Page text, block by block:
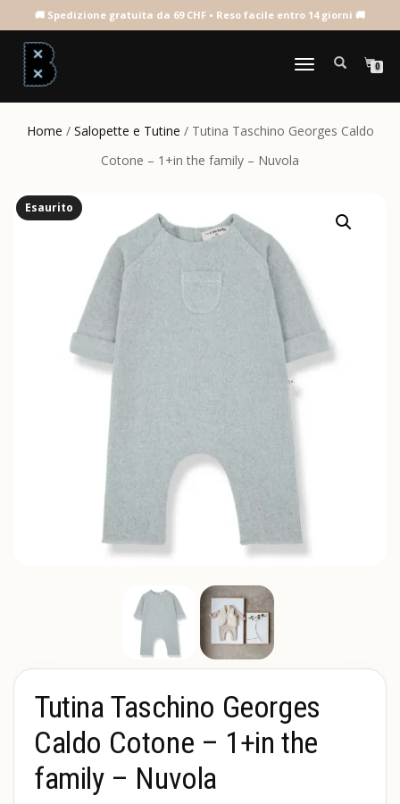
NAVIGAZIONE
0
Home / Salopette e Tutine / Tutina Taschino Georges Caldo
Cotone – 1+in the family – Nuvola
Esaurito
Tutina Taschino Georges
Caldo Cotone – 1+in the
family – Nuvola